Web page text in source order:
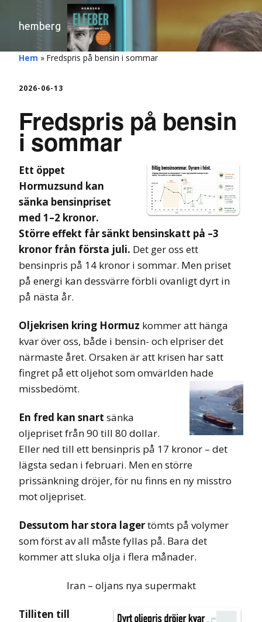
hemberg
Hem » Fredspris på bensin i sommar
2026-06-13
Fredspris på bensin
i sommar
Ett öppet
Hormuzsund kan
sänka bensinpriset
med 1–2 kronor.
Större effekt får sänkt bensinskatt på –3
kronor från första juli. Det ger oss ett
bensinpris på 14 kronor i sommar. Men priset
på energi kan dessvärre förbli ovanligt dyrt in
på nästa år.
Oljekrisen kring Hormuz kommer att hänga
kvar över oss, både i bensin- och elpriser det
närmaste året. Orsaken är att krisen har satt
fingret på ett oljehot som omvärlden hade
missbedömt.
En fred kan snart sänka
oljepriset från 90 till 80 dollar.
Eller ned till ett bensinpris på 17 kronor – det
lägsta sedan i februari. Men en större
prissänkning dröjer, för nu finns en ny misstro
mot oljepriset.
Dessutom har stora lagertömts på volymer
som först av all måste fyllas på. Bara det
kommer att sluka olja i flera månader.
Iran – oljans nya supermakt
Tilliten till